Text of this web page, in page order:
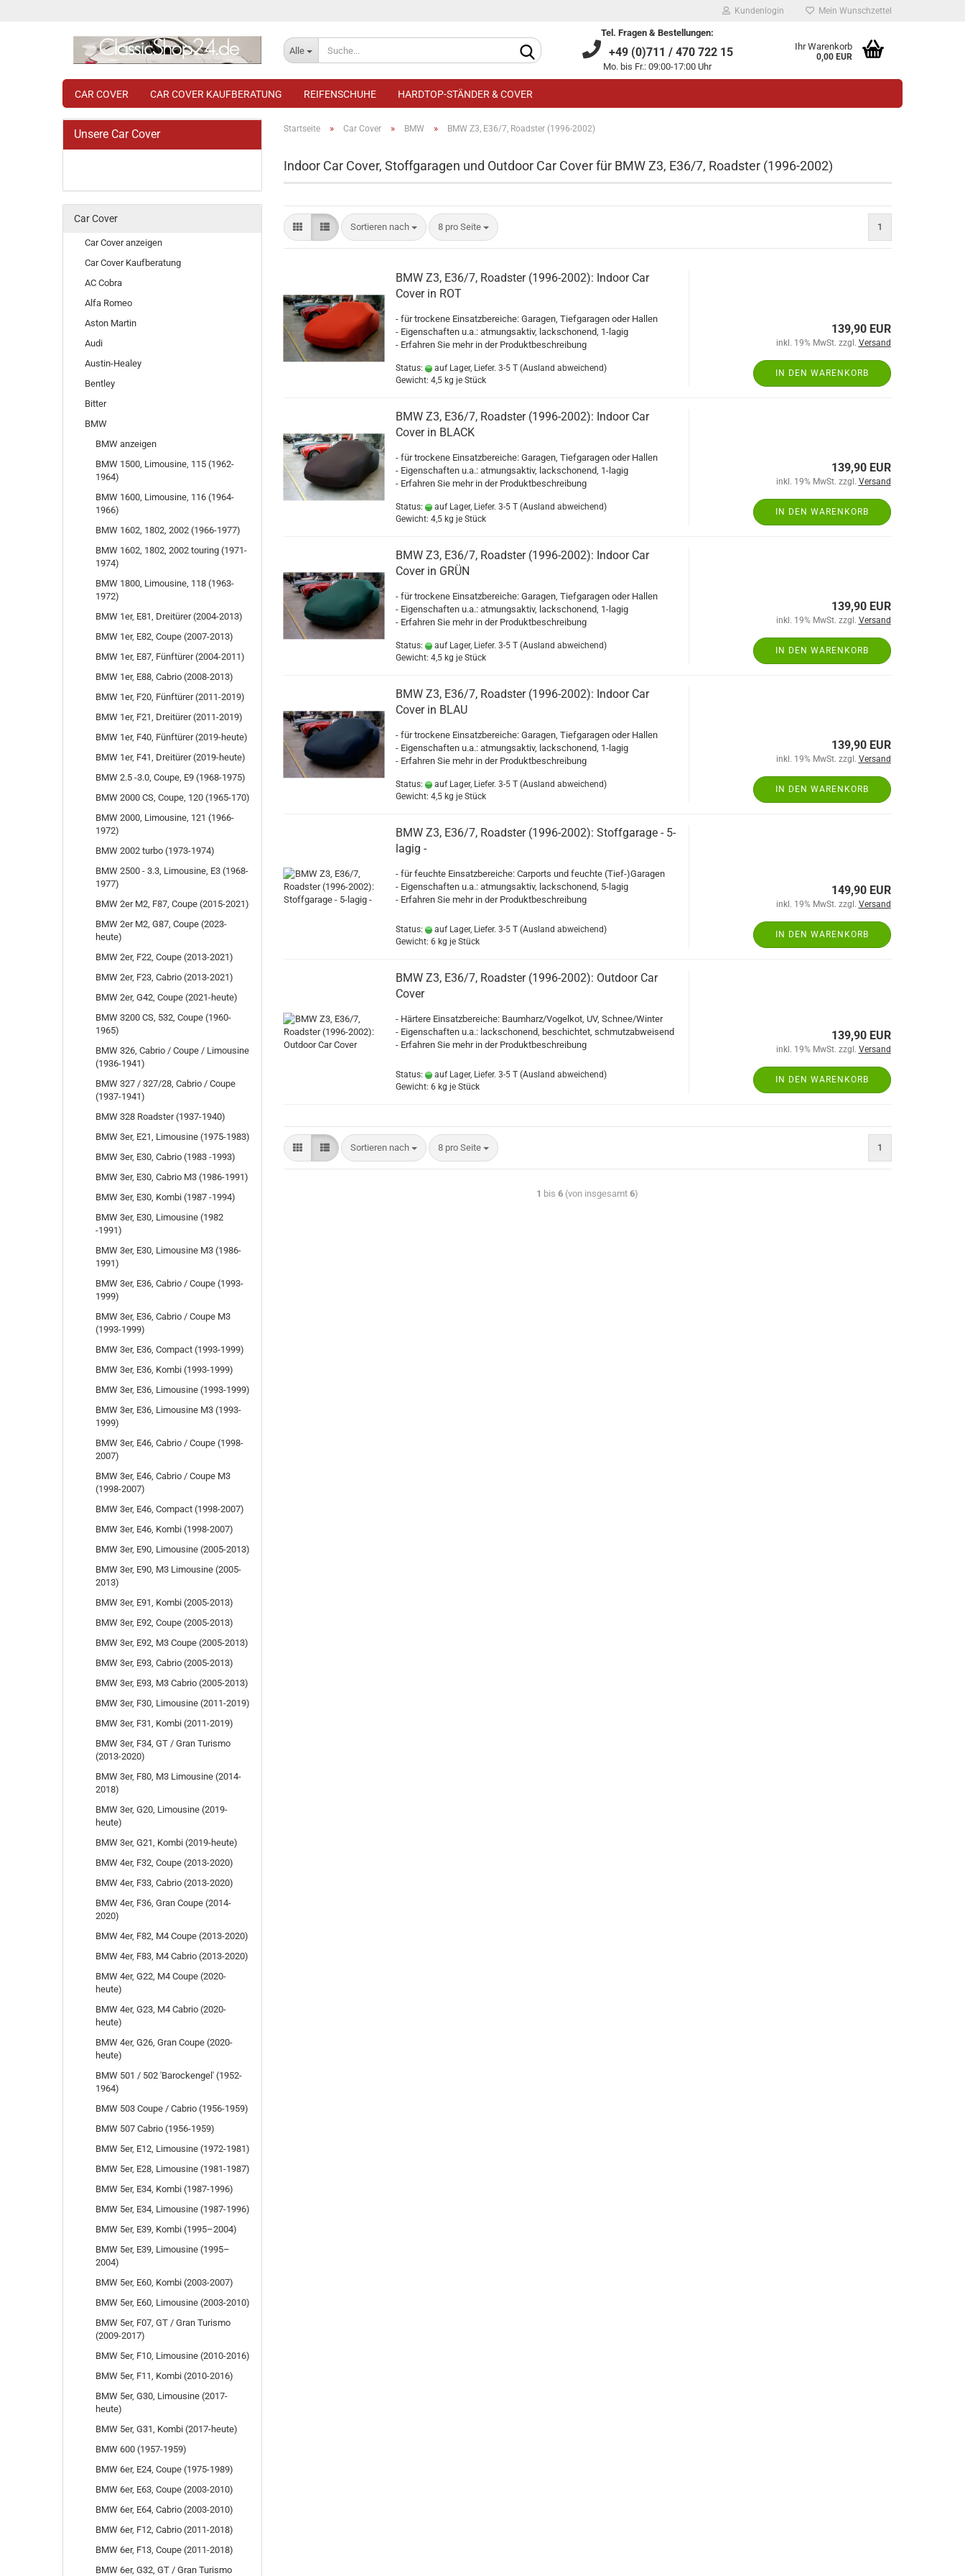
Kundenlogin
Kundenkonto anlegen
Mein Wunschzettel
Alle
Tel. Fragen & Bestellungen:
+49 (0)711 / 470 722 15
Mo. bis Fr.: 09:00-17:00 Uhr
Ihr Warenkorb
0,00 EUR
CAR COVER CAR COVER KAUFBERATUNG REIFENSCHUHE HARDTOP-STÄNDER & COVER
Startseite » Car Cover » BMW » BMW Z3, E36/7, Roadster (1996-2002)
Indoor Car Cover, Stoffgaragen und Outdoor Car Cover für BMW Z3, E36/7, Roadster (1996-2002)
Sortieren nach 8 pro Seite 1
BMW Z3, E36/7, Roadster (1996-2002): Indoor Car
Cover in ROT
- für trockene Einsatzbereiche: Garagen, Tiefgaragen oder Hallen
- Eigenschaften u.a.: atmungsaktiv, lackschonend, 1-lagig
- Erfahren Sie mehr in der Produktbeschreibung
Status: auf Lager, Liefer. 3-5 T (Ausland abweichend)
Gewicht: 4,5kg je Stück
139,90 EUR
inkl. 19% MwSt. zzgl. Versand
IN DEN WARENKORB
BMW Z3, E36/7, Roadster (1996-2002): Indoor Car
Cover in BLACK
- für trockene Einsatzbereiche: Garagen, Tiefgaragen oder Hallen
- Eigenschaften u.a.: atmungsaktiv, lackschonend, 1-lagig
- Erfahren Sie mehr in der Produktbeschreibung
Status: auf Lager, Liefer. 3-5 T (Ausland abweichend)
Gewicht: 4,5kg je Stück
139,90 EUR
inkl. 19% MwSt. zzgl. Versand
IN DEN WARENKORB
BMW Z3, E36/7, Roadster (1996-2002): Indoor Car
Cover in GRÜN
- für trockene Einsatzbereiche: Garagen, Tiefgaragen oder Hallen
- Eigenschaften u.a.: atmungsaktiv, lackschonend, 1-lagig
- Erfahren Sie mehr in der Produktbeschreibung
Status: auf Lager, Liefer. 3-5 T (Ausland abweichend)
Gewicht: 4,5kg je Stück
139,90 EUR
inkl. 19% MwSt. zzgl. Versand
IN DEN WARENKORB
BMW Z3, E36/7, Roadster (1996-2002): Indoor Car
Cover in BLAU
- für trockene Einsatzbereiche: Garagen, Tiefgaragen oder Hallen
- Eigenschaften u.a.: atmungsaktiv, lackschonend, 1-lagig
- Erfahren Sie mehr in der Produktbeschreibung
Status: auf Lager, Liefer. 3-5 T (Ausland abweichend)
Gewicht: 4,5kg je Stück
139,90 EUR
inkl. 19% MwSt. zzgl. Versand
IN DEN WARENKORB
BMW Z3, E36/7, Roadster (1996-2002): Stoffgarage - 5-
lagig -
- für feuchte Einsatzbereiche: Carports und feuchte (Tief-)Garagen
- Eigenschaften u.a.: atmungsaktiv, lackschonend, 5-lagig
- Erfahren Sie mehr in der Produktbeschreibung
Status: auf Lager, Liefer. 3-5 T (Ausland abweichend)
Gewicht: 6 kg je Stück
149,90 EUR
inkl. 19% MwSt. zzgl. Versand
IN DEN WARENKORB
BMW Z3, E36/7, Roadster (1996-2002): Outdoor Car
Cover
- Härtere Einsatzbereiche: Baumharz/Vogelkot, UV, Schnee/Winter
- Eigenschaften u.a.: lackschonend, beschichtet, schmutzabweisend
- Erfahren Sie mehr in der Produktbeschreibung
Status: auf Lager, Liefer. 3-5 T (Ausland abweichend)
Gewicht: 6 kg je Stück
139,90 EUR
inkl. 19% MwSt. zzgl. Versand
IN DEN WARENKORB
Sortieren nach 8 pro Seite 1
1 bis6 (von insgesamt6)
Unsere Car Cover
Car Cover
Car Cover anzeigen
Car Cover Kaufberatung
AC Cobra
Alfa Romeo
Aston Martin
Audi
Austin-Healey
Bentley
Bitter
BMW
BMW anzeigen
BMW 1500, Limousine, 115 (1962-
1964)
BMW 1600, Limousine, 116 (1964-
1966)
BMW 1602, 1802, 2002 (1966-1977)
BMW 1602, 1802, 2002 touring (1971-
1974)
BMW 1800, Limousine, 118 (1963-
1972)
BMW 1er, E81, Dreitürer (2004-2013)
BMW 1er, E82, Coupe (2007-2013)
BMW 1er, E87, Fünftürer (2004-2011)
BMW 1er, E88, Cabrio (2008-2013)
BMW 1er, F20, Fünftürer (2011-2019)
BMW 1er, F21, Dreitürer (2011-2019)
BMW 1er, F40, Fünftürer (2019-heute)
BMW 1er, F41, Dreitürer (2019-heute)
BMW 2.5 -3.0, Coupe, E9 (1968-1975)
BMW 2000 CS, Coupe, 120 (1965-170)
BMW 2000, Limousine, 121 (1966-
1972)
BMW 2002 turbo (1973-1974)
BMW 2500 - 3.3, Limousine, E3 (1968-
1977)
BMW 2er M2, F87, Coupe (2015-2021)
BMW 2er M2, G87, Coupe (2023-
heute)
BMW 2er, F22, Coupe (2013-2021)
BMW 2er, F23, Cabrio (2013-2021)
BMW 2er, G42, Coupe (2021-heute)
BMW 3200 CS, 532, Coupe (1960-
1965)
BMW 326, Cabrio / Coupe / Limousine
(1936-1941)
BMW 327 / 327/28, Cabrio / Coupe
(1937-1941)
BMW 328 Roadster (1937-1940)
BMW 3er, E21, Limousine (1975-1983)
BMW 3er, E30, Cabrio (1983 -1993)
BMW 3er, E30, Cabrio M3 (1986-1991)
BMW 3er, E30, Kombi (1987 -1994)
BMW 3er, E30, Limousine (1982
-1991)
BMW 3er, E30, Limousine M3 (1986-
1991)
BMW 3er, E36, Cabrio / Coupe (1993-
1999)
BMW 3er, E36, Cabrio / Coupe M3
(1993-1999)
BMW 3er, E36, Compact (1993-1999)
BMW 3er, E36, Kombi (1993-1999)
BMW 3er, E36, Limousine (1993-1999)
BMW 3er, E36, Limousine M3 (1993-
1999)
BMW 3er, E46, Cabrio / Coupe (1998-
2007)
BMW 3er, E46, Cabrio / Coupe M3
(1998-2007)
BMW 3er, E46, Compact (1998-2007)
BMW 3er, E46, Kombi (1998-2007)
BMW 3er, E90, Limousine (2005-2013)
BMW 3er, E90, M3 Limousine (2005-
2013)
BMW 3er, E91, Kombi (2005-2013)
BMW 3er, E92, Coupe (2005-2013)
BMW 3er, E92, M3 Coupe (2005-2013)
BMW 3er, E93, Cabrio (2005-2013)
BMW 3er, E93, M3 Cabrio (2005-2013)
BMW 3er, F30, Limousine (2011-2019)
BMW 3er, F31, Kombi (2011-2019)
BMW 3er, F34, GT / Gran Turismo
(2013-2020)
BMW 3er, F80, M3 Limousine (2014-
2018)
BMW 3er, G20, Limousine (2019-
heute)
BMW 3er, G21, Kombi (2019-heute)
BMW 4er, F32, Coupe (2013-2020)
BMW 4er, F33, Cabrio (2013-2020)
BMW 4er, F36, Gran Coupe (2014-
2020)
BMW 4er, F82, M4 Coupe (2013-2020)
BMW 4er, F83, M4 Cabrio (2013-2020)
BMW 4er, G22, M4 Coupe (2020-
heute)
BMW 4er, G23, M4 Cabrio (2020-
heute)
BMW 4er, G26, Gran Coupe (2020-
heute)
BMW 501 / 502 'Barockengel' (1952-
1964)
BMW 503 Coupe / Cabrio (1956-1959)
BMW 507 Cabrio (1956-1959)
BMW 5er, E12, Limousine (1972-1981)
BMW 5er, E28, Limousine (1981-1987)
BMW 5er, E34, Kombi (1987-1996)
BMW 5er, E34, Limousine (1987-1996)
BMW 5er, E39, Kombi (1995–2004)
BMW 5er, E39, Limousine (1995–
2004)
BMW 5er, E60, Kombi (2003-2007)
BMW 5er, E60, Limousine (2003-2010)
BMW 5er, F07, GT / Gran Turismo
(2009-2017)
BMW 5er, F10, Limousine (2010-2016)
BMW 5er, F11, Kombi (2010-2016)
BMW 5er, G30, Limousine (2017-
heute)
BMW 5er, G31, Kombi (2017-heute)
BMW 600 (1957-1959)
BMW 6er, E24, Coupe (1975-1989)
BMW 6er, E63, Coupe (2003-2010)
BMW 6er, E64, Cabrio (2003-2010)
BMW 6er, F12, Cabrio (2011-2018)
BMW 6er, F13, Coupe (2011-2018)
BMW 6er, G32, GT / Gran Turismo